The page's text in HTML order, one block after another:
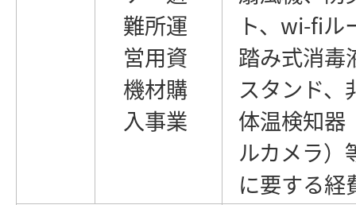
難所運
営用資
機材購
入事業
ト、wi-fiル
踏み式消毒
スタンド、
体温検知器
ルカメラ）
に要する経